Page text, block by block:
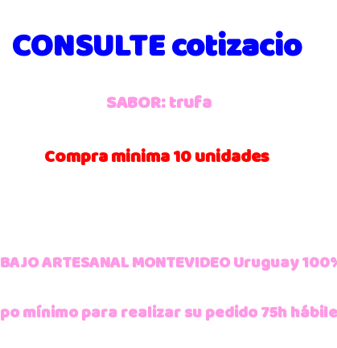
CONSULTE cotizacio
SABOR: trufa
Compra minima 10 unidades
ARTESANAL MONTEVIDEO Uruguay
mínimo para realizar su pedido 75h